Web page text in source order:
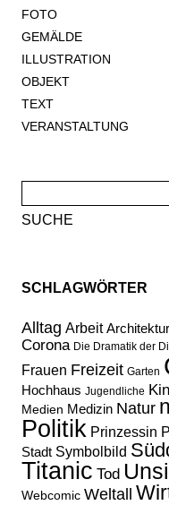
FOTO
GEMÄLDE
ILLUSTRATION
OBJEKT
TEXT
VERANSTALTUNG
nach:
SCHLAGWÖRTER
Alltag Arbeit Architektur
Corona Die Dramatik der
Frauen Freizeit Garten
Hochhaus Jugendliche
Medien Medizin Natur
Politik Prinzessin
Stadt Symbolbild
Titanic Tod
Webcomic Weltall